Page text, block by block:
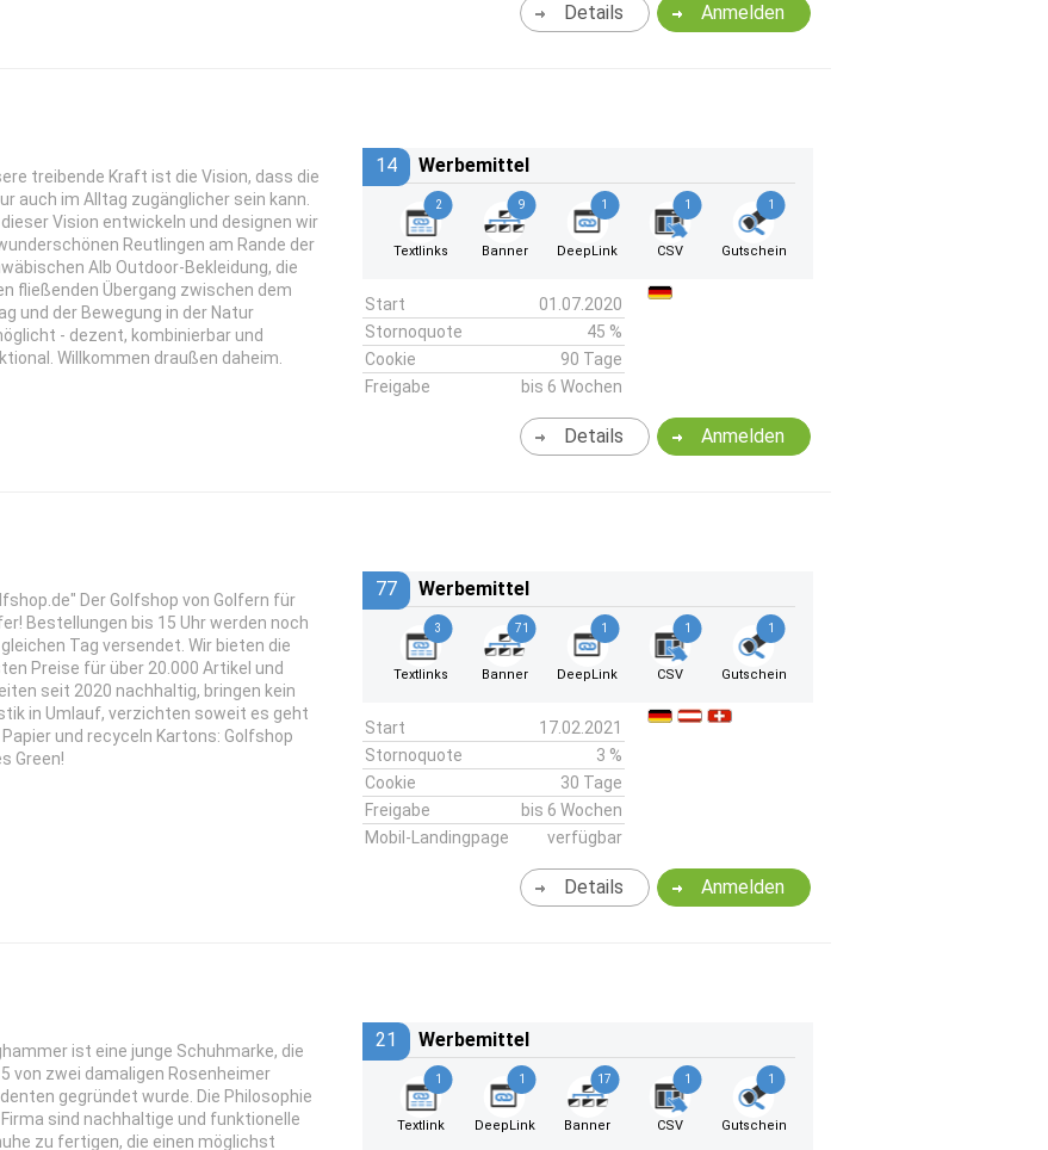
Anmelden
Details
treibende Kraft ist die Vision, dass die
auch im Alltag zugänglicher sein kann.
Vision entwickeln und designen wir
Reutlingen am Rande der
Alb Outdoor-Bekleidung, die
fließenden Übergang zwischen dem
und der Bewegung in der Natur
- dezent, kombinierbar und
Willkommen draußen daheim.
14 Werbemittel
2
Textlinks
9
Banner
1
DeepLink
1
CSV
1
Gutschein
Start
01.07.2020
Stornoquote
45 %
Cookie
90 Tage
Freigabe
bis 6 Wochen
Anmelden
Details
Der Golfshop von Golfern für
Bestellungen bis 15 Uhr werden noch
Tag versendet. Wir bieten die
Preise für über 20.000 Artikel und
seit 2020 nachhaltig, bringen kein
in Umlauf, verzichten soweit es geht
und recyceln Kartons: Golfshop
Green!
77 Werbemittel
3
Textlinks
71
Banner
1
DeepLink
1
CSV
1
Gutschein
Start
17.02.2021
Stornoquote
3 %
Cookie
30 Tage
Freigabe
bis 6 Wochen
Mobil-Landingpage
verfügbar
Anmelden
Details
ist eine junge Schuhmarke, die
von zwei damaligen Rosenheimer
gegründet wurde. Die Philosophie
sind nachhaltige und funktionelle
zu fertigen, die einen möglichst
21 Werbemittel
1
Textlink
1
DeepLink
17
Banner
1
CSV
1
Gutschein